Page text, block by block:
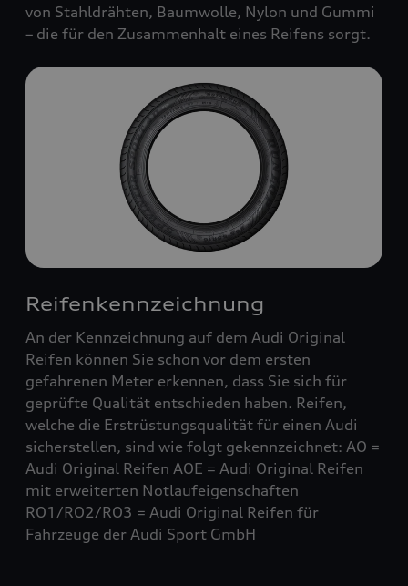
von Stahldrähten, Baumwolle, Nylon und Gummi
– die für den Zusammenhalt eines Reifens sorgt.
Reifenkennzeichnung
An der Kennzeichnung auf dem Audi Original
Reifen können Sie schon vor dem ersten
gefahrenen Meter erkennen, dass Sie sich für
geprüfte Qualität entschieden haben. Reifen,
welche die Erstrüstungsqualität für einen Audi
sicherstellen, sind wie folgt gekennzeichnet: AO =
Audi Original Reifen AOE = Audi Original Reifen
mit erweiterten Notlaufeigenschaften
RO1/RO2/RO3 = Audi Original Reifen für
Fahrzeuge der Audi Sport GmbH